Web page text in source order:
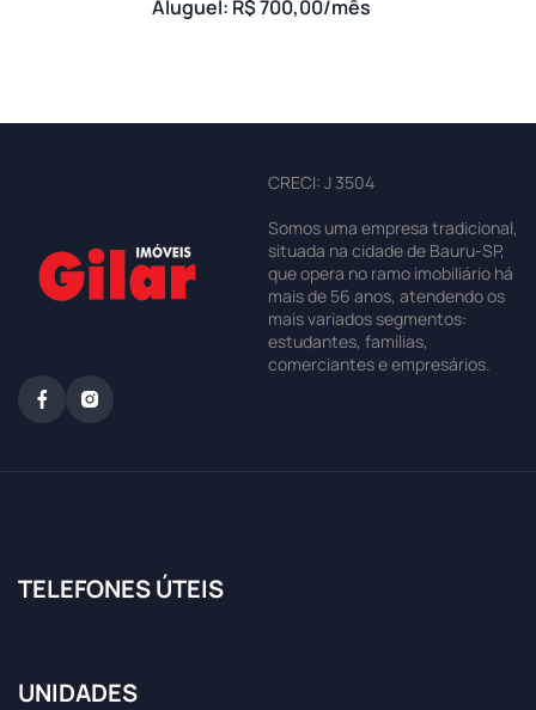
Aluguel: R$ 700,00/mês
CRECI: J 3504
Somos uma empresa tradicional,
situada na cidade de Bauru-SP,
que opera no ramo imobiliário há
mais de 56 anos, atendendo os
mais variados segmentos:
estudantes, famílias,
comerciantes e empresários.
TELEFONES ÚTEIS
UNIDADES